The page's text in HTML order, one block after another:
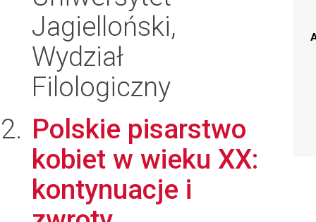
Jagielloński,
Wydział
Filologiczny
Polskie pisarstwo
kobiet w wieku XX:
kontynuacje i